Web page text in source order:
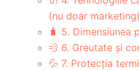
(nu doar marketing)
🧳 5. Dimensiunea
💨 6. Greutate și
💦 7. Protecția